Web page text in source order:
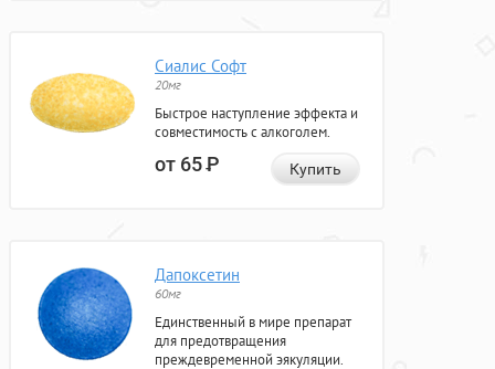
Сиалис Софт
20мг
Быстрое наступление эффекта и
совместимость с алкоголем.
от 65Р Купить
Дапоксетин
60мг
Единственный в мире препарат
для предотвращения
преждевременной эякуляции.